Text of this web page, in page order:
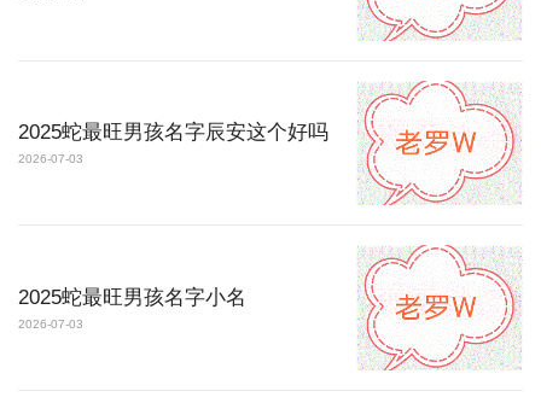
2025蛇最旺男孩名字辰安这个好吗
2026-07-03
2025蛇最旺男孩名字小名
2026-07-03